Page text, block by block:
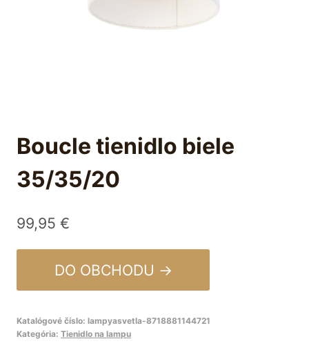
Boucle tienidlo biele
35/35/20
99,95 €
DO OBCHODU →
Katalógové číslo: lampyasvetla-8718881144721
Kategória: Tienidlo na lampu